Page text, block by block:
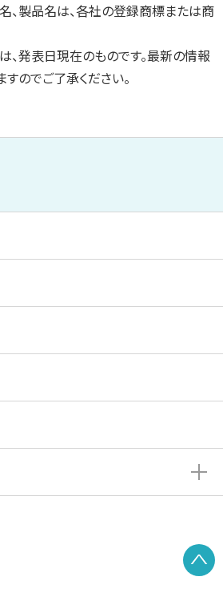
、製品名は、各社の登録商標または商
発表日現在のものです。最新の情報
のでご了承ください。